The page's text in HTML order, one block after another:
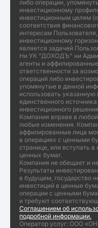
либо операции,
инвестиционному
инвестиционным целям
соответствия
интересам
инвестиционному
является задачей
Ни УК "ДОХОДЪ" ни
агенты и
ответственности за
операций либо
упомянутые в данной
использовать
единственного
инвестиционного
Компания вправе в
любые изменения.
аффилированные лица
в операциях с ценными
странице, или вступать
ценных бумаг.
Компания не обещает и
Результаты
в будущем, государство
инвестиций в ценные
операции с ценными
и требуют
Соглашением об
подробной информации.
Оператор услуг: ООО